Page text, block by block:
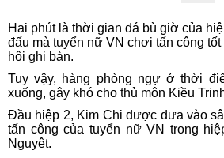
Hai phút là thời gian đá bù giờ của
đấu mà tuyển nữ VN chơi tấn công
hội ghi bàn.
Tuy vậy, hàng phòng ngự ở thời
xuống, gây khó cho thủ môn Kiều
Đầu hiệp 2, Kim Chi được đưa vào
tấn công của tuyển nữ VN trong
Nguyệt.